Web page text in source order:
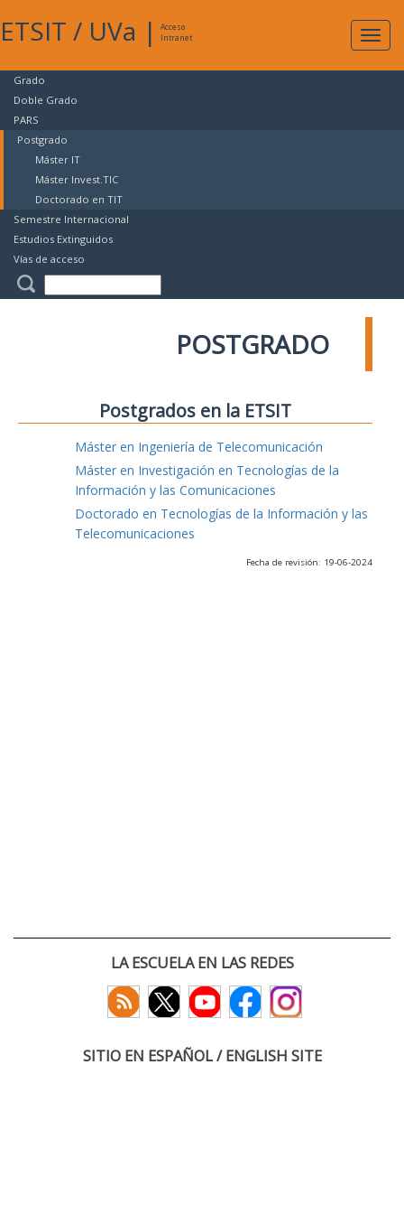
ETSIT / UVa |
Acceso
Intranet
Grado
Doble Grado
PARS
Postgrado
Máster IT
Máster Invest.TIC
Doctorado en TIT
Semestre Internacional
Estudios Extinguidos
Vías de acceso
POSTGRADO
Postgrados en la ETSIT
Máster en Ingeniería de Telecomunicación
Máster en Investigación en Tecnologías de la
Información y las Comunicaciones
Doctorado en Tecnologías de la Información y las
Telecomunicaciones
Fecha de revisión: 19-06-2024
LA ESCUELA EN LAS REDES
SITIO EN ESPAÑOL / ENGLISH SITE